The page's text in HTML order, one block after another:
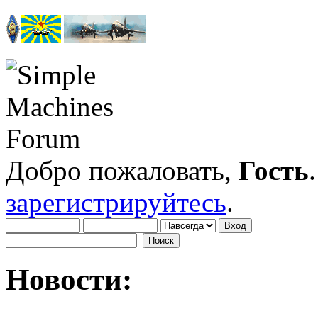
Добро пожаловать, Гость
зарегистрируйтесь.
Новости: